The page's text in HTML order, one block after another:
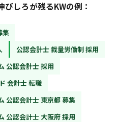
しろが残るKWの例：
集
公認会計士 裁量労働制 採用
公認会計士 採用
会計士 転職
公認会計士 東京都 募集
公認会計士 大阪府 採用